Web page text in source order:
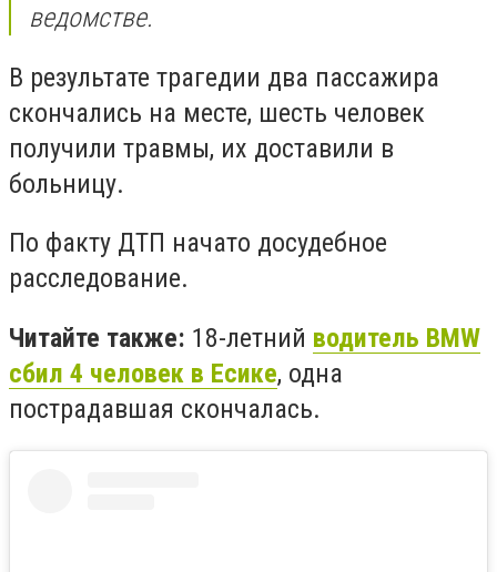
ведомстве.
В результате трагедии два пассажира
скончались на месте, шесть человек
получили травмы, их доставили в
больницу.
По факту ДТП начато досудебное
расследование.
Читайте также: 18-летний водитель BMW
сбил 4 человек в Есике, одна
пострадавшая скончалась.